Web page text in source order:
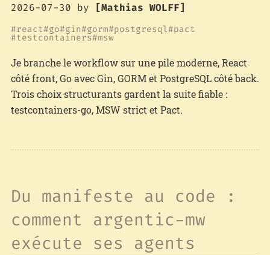
2026-07-30 by [Mathias WOLFF]
react go gin gorm postgresql pact
testcontainers msw
Je branche le workflow sur une pile moderne, React
côté front, Go avec Gin, GORM et PostgreSQL côté back.
Trois choix structurants gardent la suite fiable :
testcontainers-go, MSW strict et Pact.
Du manifeste au code :
comment argentic-mw
exécute ses agents